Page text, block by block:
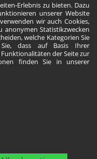
Erlebnis zu bieten. Dazu
unserer Website
wir auch Cookies,
anonymen Statistikzwecken
welche Kategorien Sie
dass auf Basis Ihrer
der Seite zur
finden Sie in unserer